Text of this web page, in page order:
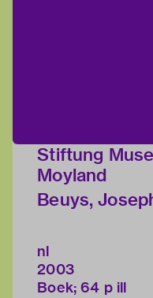
Stiftung
Moyland
Beuys,
nl
2003
Boek; 64 p ill